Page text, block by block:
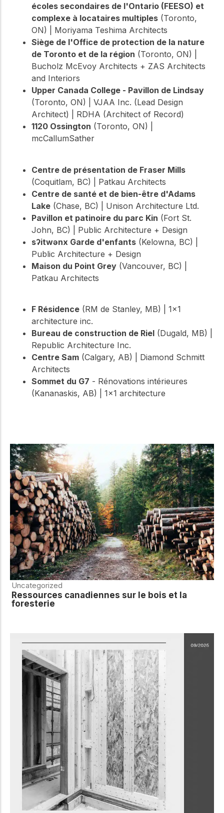
écoles secondaires de l'Ontario (FEESO) et
complexe à locataires multiples (Toronto,
ON) | Moriyama Teshima Architects
Siège de l'Office de protection de la nature
de Toronto et de la région (Toronto, ON) |
Bucholz McEvoy Architects + ZAS Architects
and Interiors
Upper Canada College - Pavillon de Lindsay
(Toronto, ON) | VJAA Inc. (Lead Design
Architect) | RDHA (Architect of Record)
1120 Ossington (Toronto, ON) |
mcCallumSather
Centre de présentation de Fraser Mills
(Coquitlam, BC) | Patkau Architects
Centre de santé et de bien-être d'Adams
Lake (Chase, BC) | Unison Architecture Ltd.
Pavillon et patinoire du parc Kin (Fort St.
John, BC) | Public Architecture + Design
sʔitwənx Garde d'enfants (Kelowna, BC) |
Public Architecture + Design
Maison du Point Grey (Vancouver, BC) |
Patkau Architects
F Résidence (RM de Stanley, MB) | 1×1
architecture inc.
Bureau de construction de Riel (Dugald, MB) |
Republic Architecture Inc.
Centre Sam (Calgary, AB) | Diamond Schmitt
Architects
Sommet du G7 - Rénovations intérieures
(Kananaskis, AB) | 1×1 architecture
Uncategorized
Ressources canadiennes sur le bois et la
foresterie